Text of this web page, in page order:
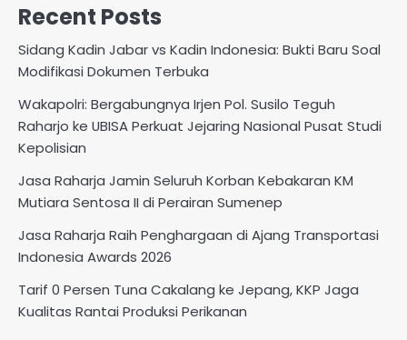
Recent Posts
Sidang Kadin Jabar vs Kadin Indonesia: Bukti Baru Soal
Modifikasi Dokumen Terbuka
Wakapolri: Bergabungnya Irjen Pol. Susilo Teguh
Raharjo ke UBISA Perkuat Jejaring Nasional Pusat Studi
Kepolisian
Jasa Raharja Jamin Seluruh Korban Kebakaran KM
Mutiara Sentosa II di Perairan Sumenep
Jasa Raharja Raih Penghargaan di Ajang Transportasi
Indonesia Awards 2026
Tarif 0 Persen Tuna Cakalang ke Jepang, KKP Jaga
Kualitas Rantai Produksi Perikanan